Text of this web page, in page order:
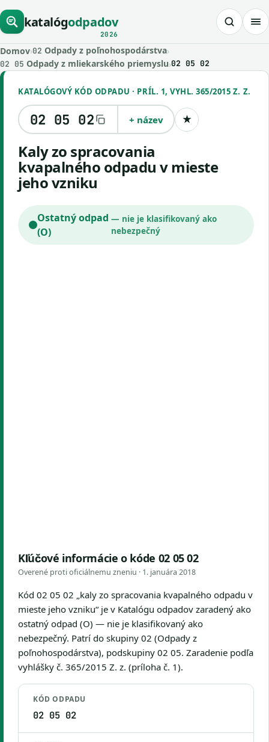
katalógodpadov
2026
Domov›02 Odpady z poľnohospodárstva›
02 05 Odpady z mliekarského priemyslu›02 05 02
KATALÓGOVÝ KÓD ODPADU · PRÍL. 1, VYHL. 365/2015 Z. Z.
02 05 02 + název ★Uložiť kód
kaly zo spracovania
kvapalného odpadu v mieste
jeho vzniku
Ostatný odpad
(O)
— nie je klasifikovaný ako
nebezpečný
Kľúčové informácie o kóde 02 05 02
Overené proti oficiálnemu zneniu · 1. januára 2018
Kód 02 05 02 „kaly zo spracovania kvapalného odpadu v
mieste jeho vzniku“ je v Katalógu odpadov zaradený ako
ostatný odpad (O) — nie je klasifikovaný ako
nebezpečný. Patrí do skupiny 02 (Odpady z
poľnohospodárstva), podskupiny 02 05. Zaradenie podľa
vyhlášky č. 365/2015 Z. z. (príloha č. 1).
KÓD ODPADU
02 05 02